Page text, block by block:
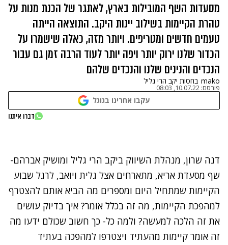
מסעדות השף המובילות בארץ, לאתגר של הכנת מנות על
טהרת הקיימות בשילוב יינות היקב. התוצאה הייתה
טעמים חדשים ומטריפים. ויותר מזה, כאלה שישמרו על
הכדור שלנו ירוק יותר ויפה יותר לעוד הרבה זמן גם עבור
הנכדים והנינים שלנו והנכדים שלהם
mako בחסות יקב הרי גליל
פורסם: 10.07.22, 08:03
עקבו אחרינו בגוגל
נתקלנו בבעיה
דברו איתנו
דנה שרון, מנהלת השיווק ביקב הרי גליל ומושיק אברהם-
שף מסעדת אריא, מתארחים אצל גלית ויואב, לרגל שבוע
הקיימות שמתחיל היום ומספרים מה הביא אותם להצטרף
למהפכת הקיימות, מה זה בכלל אומר? איך בדיוק עושים
את זה הלכה למעשה? ולמה כל- כך חשוב שכולם ידעו מה
זה אומר קיימות מהעתיד ויצטרפו למהפכה בעתיד